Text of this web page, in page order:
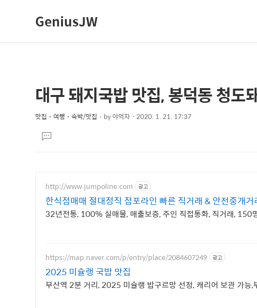
GeniusJW
상
컨
텐
본
문
제
대구 돼지국밥 맛집, 봉덕동 청도
맛집・여행・숙박/맛집 by야먹자 2020. 1. 21. 17:37
문댓
글
http://www.jumpoline.com 광고
한식점매매 절대정직 점포라인 빠른 직거래 & 안전중개거
32년전통, 100% 실매물, 매출보증, 주인 직접통화, 직거래, 150
https://map.naver.com/p/entry/place/2084607249 광고
2025 미슐랭 국밥 맛집
부산역 2분 거리, 2025 미슐랭 밥구르망 선정, 캐리어 보관 가능,